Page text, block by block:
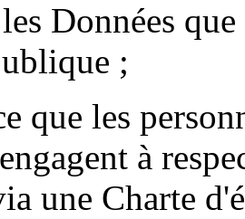
Données
;
que les
à
une Charte